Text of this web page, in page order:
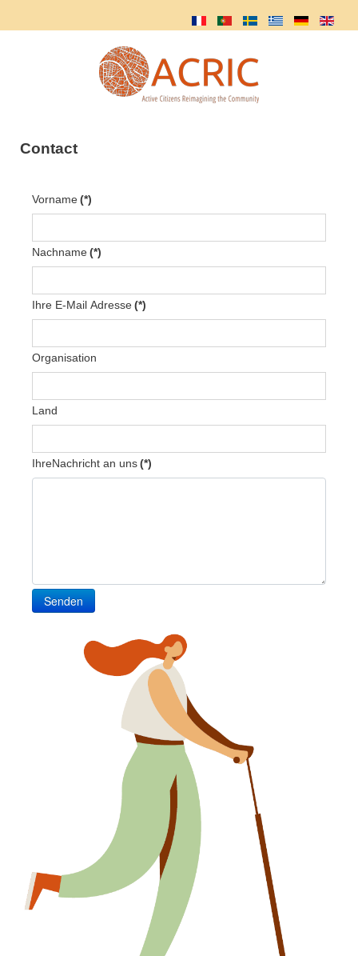
Contact
Vorname(*)
Nachname(*)
Ihre E-Mail Adresse(*)
Organisation
Land
IhreNachricht an uns(*)
Senden